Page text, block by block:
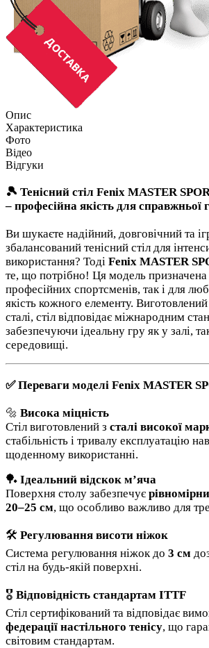
Опис
Характеристика
Фото
Відео
Відгуки
🎾 Тенісний стіл Fenix MASTER
– професійна якість для справжньої
Ви шукаєте надійний, довговічний та
збалансований тенісний стіл для
використання? Тоді Fenix MASTER
те, що потрібно! Ця модель призначена
професійних спортсменів, так і для
якість кожного елементу. Виготовлений
сталі, стіл відповідає міжнародним
забезпечуючи ідеальну гру як у залі,
середовищі.
✅ Переваги моделі Fenix MASTER
🔩 Висока міцність
Стіл виготовлений з сталі високої
стабільність і тривалу експлуатацію
щоденному використанні.
🏓 Ідеальний відскок м’яча
Поверхня столу забезпечує
20–25 см, що особливо важливо для
🛠️ Регулювання висоти ніжок
Система регулювання ніжок до 3 см
стіл на будь-якій поверхні.
🎖️ Відповідність стандартам ITTF
Стіл сертифікований та відповідає
федерації настільного тенісу, що
світовим стандартам.